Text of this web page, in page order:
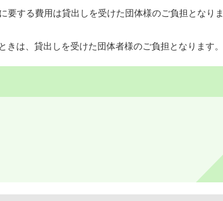
要する費用は貸出しを受けた団体様のご負担となりま
は、貸出しを受けた団体者様のご負担となります。